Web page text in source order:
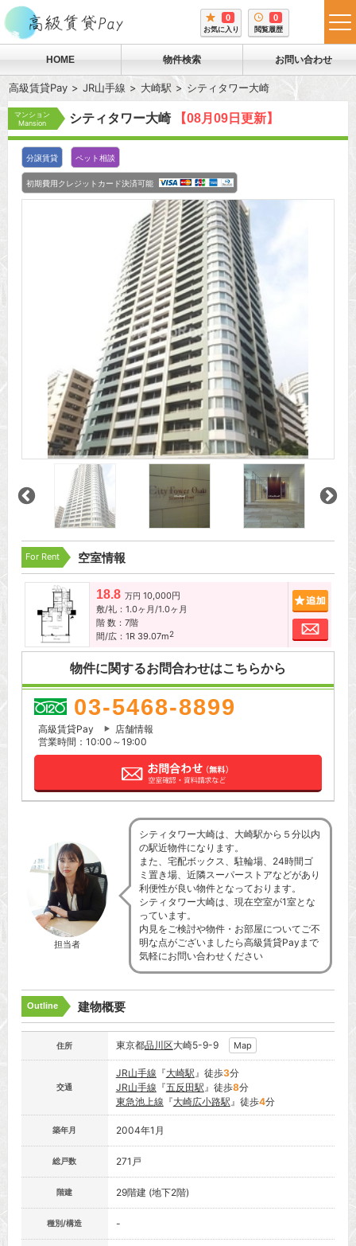
0
お気に入り
0
閲覧履歴
HOME 物件検索 お問い合わせ
高級賃貸Pay JR山手線 大崎駅 シティタワー大崎
マンション
Mansion
シティタワー大崎 【08月09日更新】
分譲賃貸 ペット相談
初期費用クレジットカード決済可能
For Rent 空室情報
18.8 万円 10,000円
敷/礼：1.0ヶ月/1.0ヶ月
階 数：7階
間/広：1R 39.07m2
お問
物件に関するお問合わせはこちらから
03-5468-8899
高級賃貸Pay
店舗情報
営業時間：10:00～19:00
担当者
シティタワー大崎は、大崎駅から５分以内
の駅近物件になります。
また、宅配ボックス、駐輪場、24時間ゴ
ミ置き場、近隣スーパーストアなどがあり
利便性が良い物件となっております。
シティタワー大崎は、現在空室が1室とな
っています。
内見をご検討や物件・お部屋についてご不
明な点がございましたら高級賃貸Payまで
気軽にお問い合わせください
Outline 建物概要
住所 東京都品川区大崎5-9-9 Map
交通
JR山手線 『大崎駅』徒歩3分
JR山手線 『五反田駅』徒歩8分
東急池上線 『大崎広小路駅』徒歩4分
築年月 2004年1月
総戸数 271戸
階建 29階建 (地下2階)
種別/構造 -